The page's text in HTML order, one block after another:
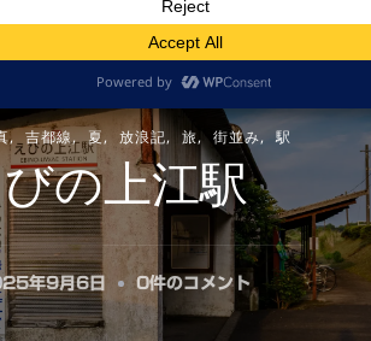
吉都線 夏 放浪記 旅 街並み 駅
の上江駅
年9月6日 え
び
0件のコメント